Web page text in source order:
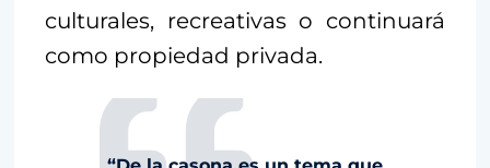
culturales, recreativas o continuará
como propiedad privada.